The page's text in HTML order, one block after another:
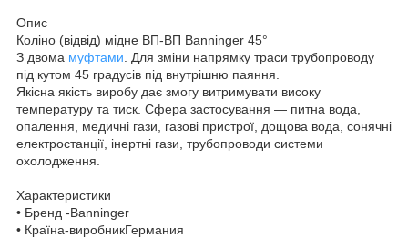
Опис
Коліно (відвід) мідне ВП-ВП Banninger 45°
З двома муфтами . Для зміни напрямку траси трубопроводу
під кутом 45 градусів під внутрішню паяння.
Якісна якість виробу дає змогу витримувати високу
температуру та тиск. Сфера застосування — питна вода,
опалення, медичні гази, газові пристрої, дощова вода, сонячні
електростанції, інертні гази, трубопроводи системи
охолодження.
Характеристики
• Бренд -Banninger
• Країна-виробникГермания